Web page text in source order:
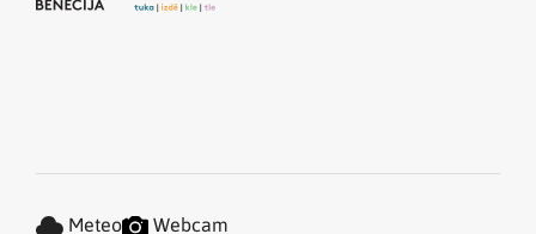
Meteo Webcam